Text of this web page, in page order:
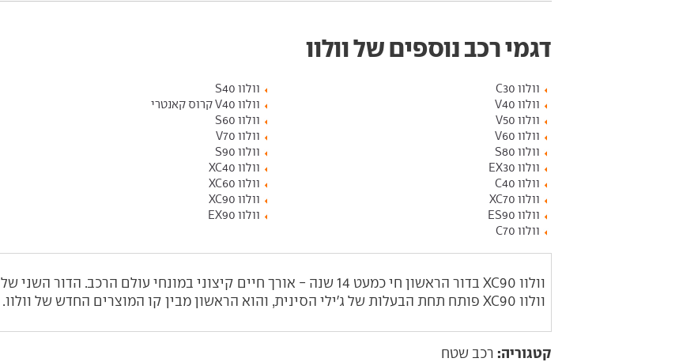
דגמי רכב נוספים של וולוו
וולוו C30
וולוו S40
וולוו V40
וולוו V40 קרוס קאנטרי
וולוו V50
וולוו S60
וולוו V60
וולוו V70
וולוו S80
וולוו S90
וולוו EX30
וולוו XC40
וולוו C40
וולוו XC60
וולוו XC70
וולוו XC90
וולוו ES90
וולוו EX90
וולוו C70
וולוו XC90 בדור הראשון חי כמעט 14 שנה - אורך חיים קיצוני במונחי עולם הרכב. הדור השני של
וולוו XC90 פותח תחת הבעלות של ג'ילי הסינית, והוא הראשון מבין קו המוצרים החדש של וולוו.
קטגוריה: רכב שטח